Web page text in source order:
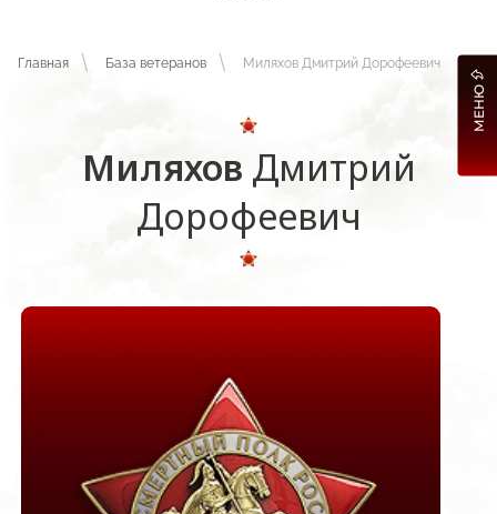
Главная База ветеранов Миляхов Дмитрий Дорофеевич
Миляхов Дмитрий
Дорофеевич
МЕНЮ